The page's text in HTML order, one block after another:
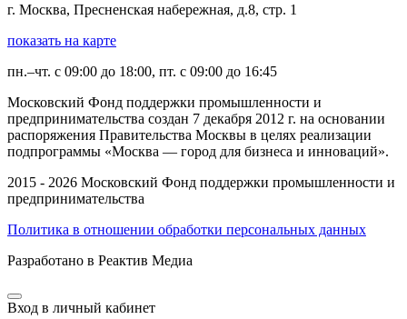
г. Москва, Пресненская набережная, д.8, стр. 1
показать на карте
пн.–чт. с 09:00 до 18:00, пт. с 09:00 до 16:45
Московский Фонд поддержки промышленности и
предпринимательства создан 7 декабря 2012 г. на основании
распоряжения Правительства Москвы в целях реализации
подпрограммы «Москва — город для бизнеса и инноваций».
2015 - 2026 Московский Фонд поддержки промышленности и
предпринимательства
Политика в отношении обработки персональных данных
Разработано в Реактив Медиа
Вход в личный кабинет